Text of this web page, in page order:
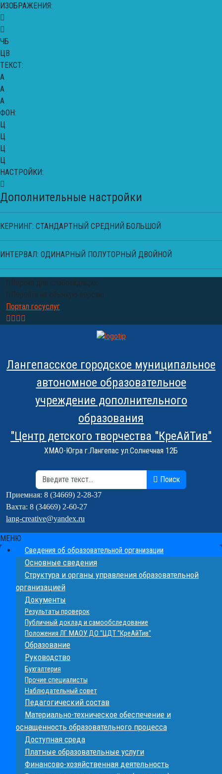
ИЗОБРАЖЕНИЯ:
ЧБ
ЦВ
ТЕКСТ:
A
A
A
ФОН:
Ц
Ц
Ц
Ц
НАСТРОЙКИ:
Дополнительные настройки
КЕРНИНГ: СТАНДАРТНЫЙ СРЕДНИЙ БОЛЬШОЙ
ИНТЕРВАЛ: ОДИНАРНЫЙ ПОЛУТОРНЫЙ ДВОЙНОЙ
Версия для слабовидящих
Перейти на обычную версию
Портал госуслуг
Лангепасское городское муниципальное
автономное образовательное
учреждение дополнительного
образования
"Центр детского творчества "КреАйТив"
ХМАО-Югра г.Лангепас ул.Солнечная 12Б
Поиск Поиск
Приемная: 8 (34669) 2-28-37
Вахта: 8 (34669) 2-60-27
lang-creative@yandex.ru
МЕНЮ
Сведения об образовательной организации
Основные сведения
Структура и органы управления образовательной
организацией
Документы
Результаты проверок
Публичный доклад и самообследование
Положения ЛГ МАОУ ДО "ЦДТ "КреАйТив"
Образование
Руководство
Бухгалтерия
Прочие специалисты
Наблюдательный совет
Педагогический состав
Материально-техническое обеспечение и
оснащенность образовательного процесса
Доступная среда
Платные образовательные услуги
Финансово-хозяйственная деятельность